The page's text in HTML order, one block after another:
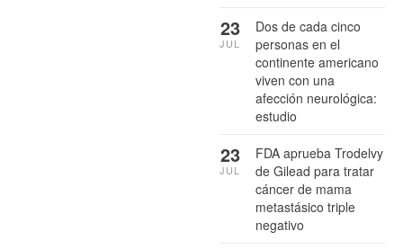
Dos de cada cinco
personas en el
continente americano
viven con una
afección neurológica:
estudio
23
JUL
FDA aprueba Trodelvy
de Gilead para tratar
cáncer de mama
metastásico triple
negativo
23
JUL